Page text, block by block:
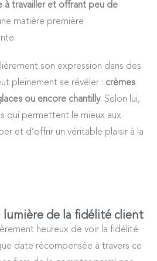
à travailler et offrant peu de
matière première
son expression dans des
pleinement se révéler : crèmes
ou encore chantilly. Selon lui,
qui permettent le mieux aux
et d’offrir un véritable plaisir à la
lumière de la fidélité client
heureux de voir la fidélité
date récompensée à travers ce